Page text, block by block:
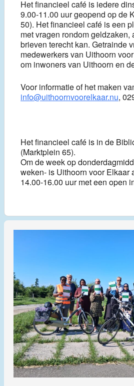
Het financieel café is iedere
9.00-11.00 uur geopend op de
50). Het financieel café is een
met vragen rondom geldzaken,
brieven terecht kan. Getrainde
medewerkers van Uithoorn
om inwoners van Uithoorn en
Voor informatie of het maken
info@uithoornvoorelkaar.nu,
Het financieel café is in de
(Marktplein 65).
Om de week op
weken- is Uithoorn voor Elkaar
14.00-16.00 uur met een open